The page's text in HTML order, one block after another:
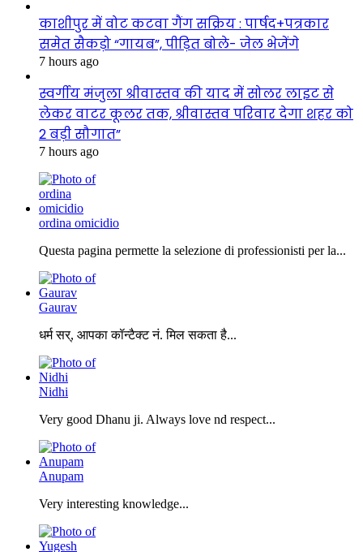
काशीपुर में वोट कटवा गैंग सक्रिय : पार्षद+पत्रकार
समेत सैकड़ो “गायब”, पीड़ित बोले- जेल भेजेंगे
7 hours ago
स्वर्गीय मंजुला श्रीवास्तव की याद में सोलर लाइट से
लेकर वाटर कूलर तक, श्रीवास्तव परिवार देगा शहर को
2 बड़ी सौगात”
7 hours ago
ordina omicidio
Questa pagina permette la selezione di professionisti per la...
Gaurav
धर्म सर्, आपका कॉन्टैक्ट नं. मिल सकता है...
Nidhi
Very good Dhanu ji. Always love nd respect...
Anupam
Very interesting knowledge...